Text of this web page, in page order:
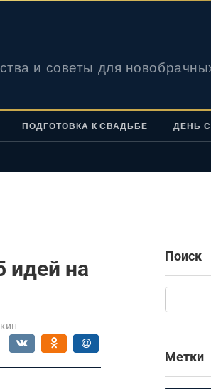
и советы для
ПОДГОТОВКА К СВАДЬБЕ ДЕНЬ
идей на
Поиск
Метки